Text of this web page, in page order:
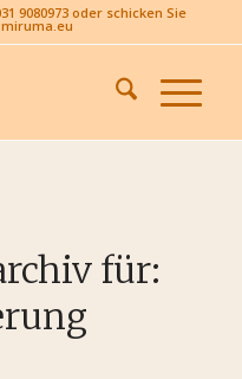
9080973 oder schicken Sie
für: